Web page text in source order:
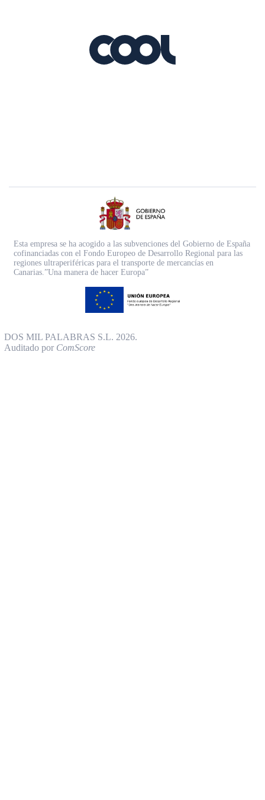
Esta empresa se ha acogido a las subvenciones del Gobierno de España
cofinanciadas con el Fondo Europeo de Desarrollo Regional para las
regiones ultraperiféricas para el transporte de mercancías en
Canarias.”Una manera de hacer Europa”
DOS MIL PALABRAS S.L. 2026.
Auditado por ComScore